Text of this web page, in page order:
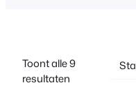
Toont alle 9
resultaten